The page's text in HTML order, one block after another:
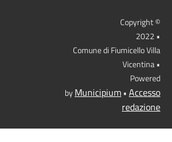
Copyright ©
2022 •
Comune di Fiumicello Villa
Vicentina •
Powered
byMunicipium• Accesso
redazione